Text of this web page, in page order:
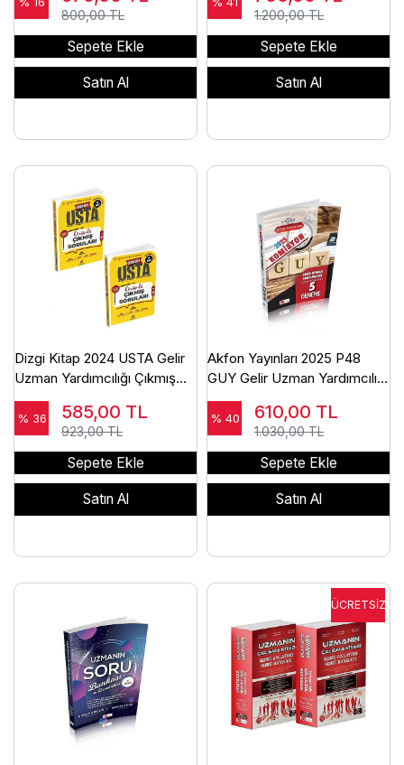
800,00 TL
Sepete Ekle
Satın Al
1.200,00 TL
Sepete Ekle
Satın Al
Dizgi Kitap 2024 USTA Gelir
Uzman Yardımcılığı Çıkmış
Sınav Soruları
% 36 585,00 TL
923,00 TL
Sepete Ekle
Satın Al
Akfon Yayınları 2025 P48
GUY Gelir Uzman Yardımcılığı
Çözümlü 5 Deneme
% 40 610,00 TL
1.030,00 TL
Sepete Ekle
Satın Al